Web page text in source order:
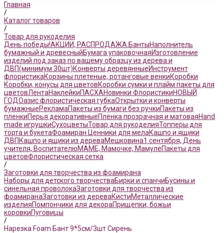
Главная
/
Каталог товаров
/
Товар для рукоделия
День победы!АКЦИИ, РАСПРОДАЖА. БантыНаполнитель
бумажный и древесныйБумага упаковочнаяИзготовление
изделий под заказ по вашему образцу из дерева и
ДВП(минимум 30шт)Конверты деревянныеИнструмент
флористикаКорзины плетеные, ротанговые венкиКоробки
Коробки, конусы для цветовКоробки сумки и плайм пакеты для
цветовЛентаНаклейкиПАСХАНовинки ФлористикиНОВЫЙ
ГОДОазис флористическая губкаОткрытки и конверты
бумажныеРекламаПакеты из бумаги без ручкиПакеты из
пленкиПерья декоративныеПленка прозрачная и матоваяHand
made игрушкиСухоцветыТовар для рукоделияТопперы для
торта и букетаФоамиран Ценники для мелаКашпо и ящики
ДВП Кашпо и ящики из дереваМешковина1 сентября, День
учителя, ВоспитателюМАМЕ, Мамочке, МамулеПакеты для
цветовФлористическая сетка
/
Заготовки для творчества из фоамирана
Наборы для детского творчестваБирки и спанчиБусины и
синельная проволокаЗаготовки для творчества из
фоамиранаЗаготовки из дереваКистиМеталлические
изделияПомпончики для декораПрищепки, божьи
коровкиПуговицы
/
Нарезка Foam Бант 9*5см/3шт Сирень